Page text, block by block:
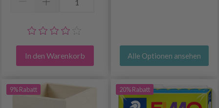
In den Warenkorb Alle Optionen ansehen
9% Rabatt 20% Rabatt